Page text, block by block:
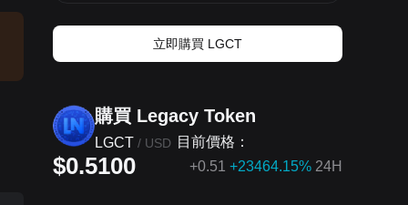
立即購買 LGCT
購買 Legacy Token
LGCT / USD 目前價格：
$0.5100 +0.51 +23464.15% 24H